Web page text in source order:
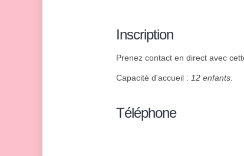
Inscription
Prenez contact en direct avec
Capacité d'accueil : 12 enfants.
Téléphone